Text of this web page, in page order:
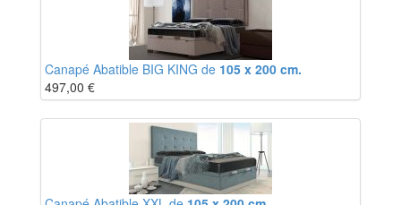
Canapé Abatible BIG KING de 105 x 200 cm.
497,00 €